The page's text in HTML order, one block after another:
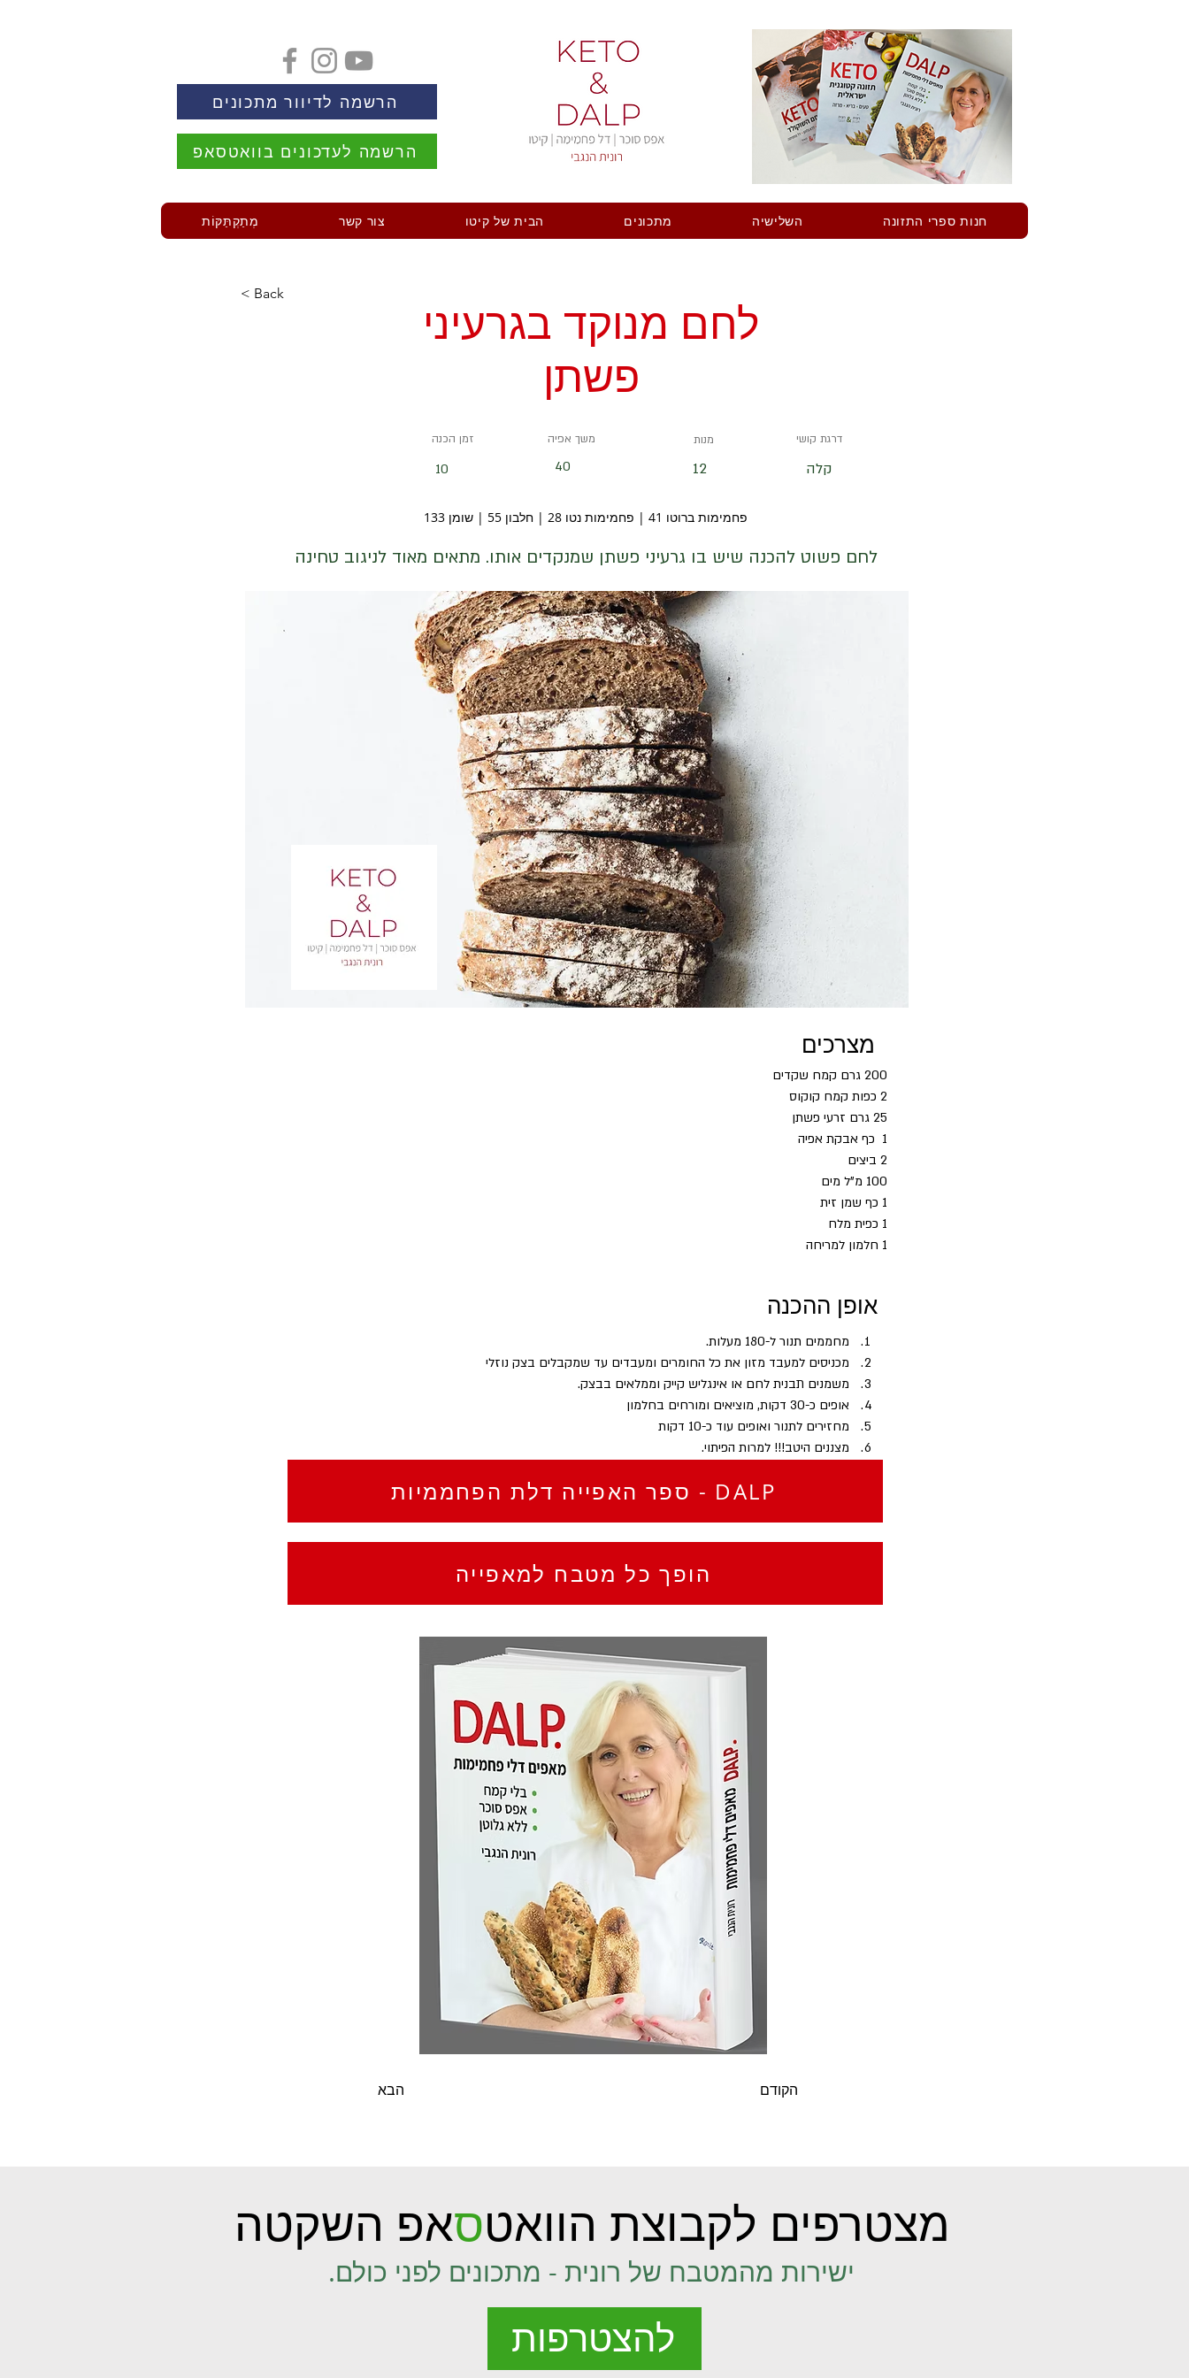
הרשמה לדיוור מתכונים
הרשמה לעדכונים בוואטסאפ
חנות ספרי התזונה השלישיה מתכונים הבית של קיטו צור קשר מְתַקְתַּקּוֹת
< Back
לחם מנוקד בגרעיני
פשתן
זמן הכנה
10
משך אפיה
40
מנות
12
דרגת קושי
קלה
פחמימות ברוטו 41 | פחמימות נטו 28 | חלבון 55 | שומן 133
לחם פשוט להכנה שיש בו גרעיני פשתן שמנקדים אותו. מתאים מאוד לניגוב טחינה
מצרכים
200 גרם קמח שקדים
2 כפות קמח קוקוס
25 גרם זרעי פשתן
1  כף אבקת אפיה
2 ביצים
100 מ"ל מים
1 כף שמן זית
1 כפית מלח
1 חלמון למריחה
אופן ההכנה
מחממים תנור ל-180 מעלות.
מכניסים למעבד מזון את כל החומרים ומעבדים עד שמקבלים בצק נוזלי
משמנים תבנית לחם או אינגליש קייק וממלאים בבצק.
אופים כ-30 דקות, מוציאים ומורחים בחלמון
מחזירים לתנור ואופים עוד כ-10 דקות
מצננים היטב!!! למרות הפיתוי.
ספר האפייה דלת הפחממיות - DALP
הופך כל מטבח למאפייה
הבא הקודם
מצטרפים לקבוצת הוואטסאפ השקטה
ישירות מהמטבח של רונית - מתכונים לפני כולם.
להצטרפות